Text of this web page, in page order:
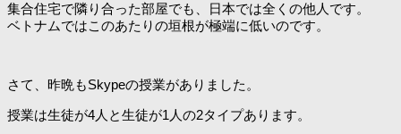
集合住宅で隣り合った部屋でも、日本では全くの他人です。
ベトナムではこのあたりの垣根が極端に低いのです。
さて、昨晩もSkypeの授業がありました。
授業は生徒が4人と生徒が1人の2タイプあります。